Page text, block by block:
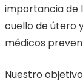
importancia de
cuello de útero
médicos
Nuestro